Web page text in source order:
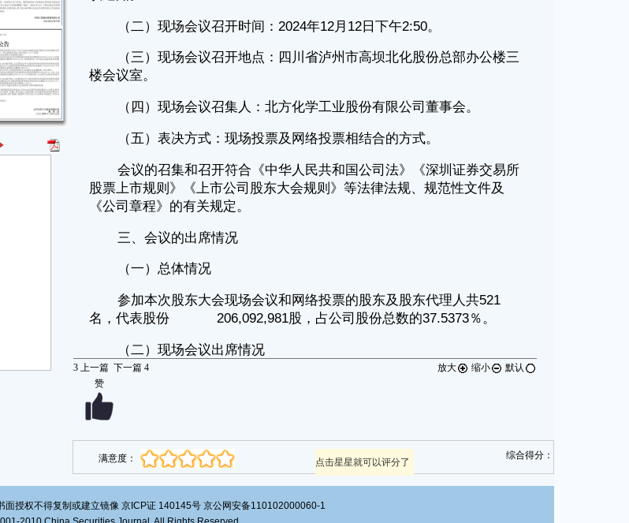
席情况
况
会现场会议和网络投票的股东及股东代理人共521
206,092,981股，占公司股份总数的37.5373％。
议出席情况
会现场会议的股东及股东代理人5名，代表股份
，占公司股份总数的36.3813％。
票情况
系统进行有效表决的股东及股东代理人516名，代表股
股，占公司股份总数的1.1560％。
以下（不含持股5%）的中小投资者出席会议情况
络参加本次会议进行有效表决的中小投资者及代理人共
份数为6,347,102股，占公司股份总数的1.1560％。
司职工董事潘健先生主持，公司部分董事、监事、高
证律师出席或列席了会议。
按照《北方化学工业股份有限公司关于召开2024年第四
的通知》所列议题进行，无否决或取消提案的情况。经与
通过了《关于聘任2024年度审计机构的议案》。
同意，占出席会议股东所持有效表决权股份
％；879,202股反对，占出席会议股东所持有效表决权股份
资者表决情况：5,398,600股同意，占出席会议中小投
决权股份总数的85.0561％；879,202股反对，占出席会议
有效表决权股份总数的13.8520％；69,300股弃权，占出
者所持有效表决权股份总数的1.0918％。
3 上一篇 下一篇 4 放大 缩小
默认
赞
满意度： 点击星星就可以评分了
综合得分：
面授权不得复制或建立镜像 京ICP证 140145号 京公网安备110102000060-1